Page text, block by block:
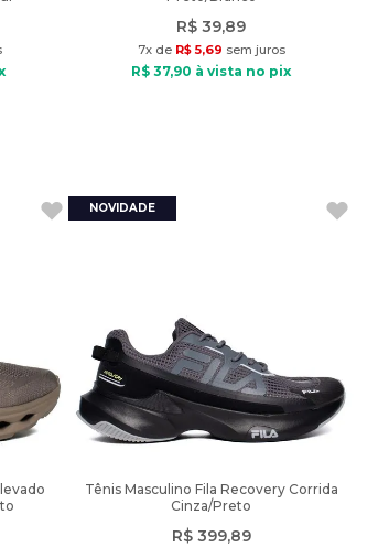
R$ 39,89
7x de R$ 5,69 sem juros
R$ 37,90 à vista no pix
Tênis Masculino Fila Recovery Corrida
Cinza/Preto
R$ 399,89